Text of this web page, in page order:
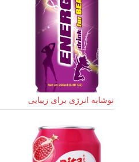
نوشابه انرژی برای زیبایی